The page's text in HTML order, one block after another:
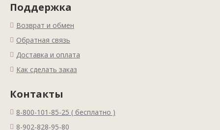
Поддержка
Возврат и обмен
Обратная связь
Доставка и оплата
Как сделать заказ
Контакты
8-800-101-85-25 ( бесплатно )
8-902-828-95-80